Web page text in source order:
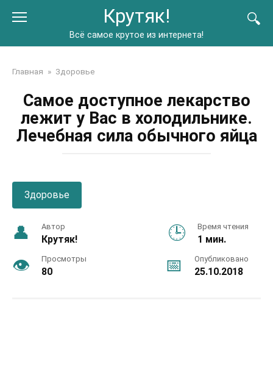
Крутяк!
Всё самое крутое из интернета!
Главная » Здоровье
Самое доступное лекарство
лежит у Вас в холодильнике.
Лечебная сила обычного яйца
Здоровье
Автор
Крутяк!
Время чтения
1 мин.
Просмотры
80
Опубликовано
25.10.2018